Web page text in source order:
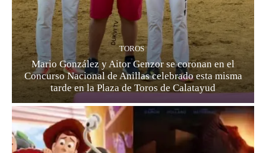
TOROS
Mario González y Aitor Genzor se coronan en el
Concurso Nacional de Anillas celebrado esta misma
tarde en la Plaza de Toros de Calatayud